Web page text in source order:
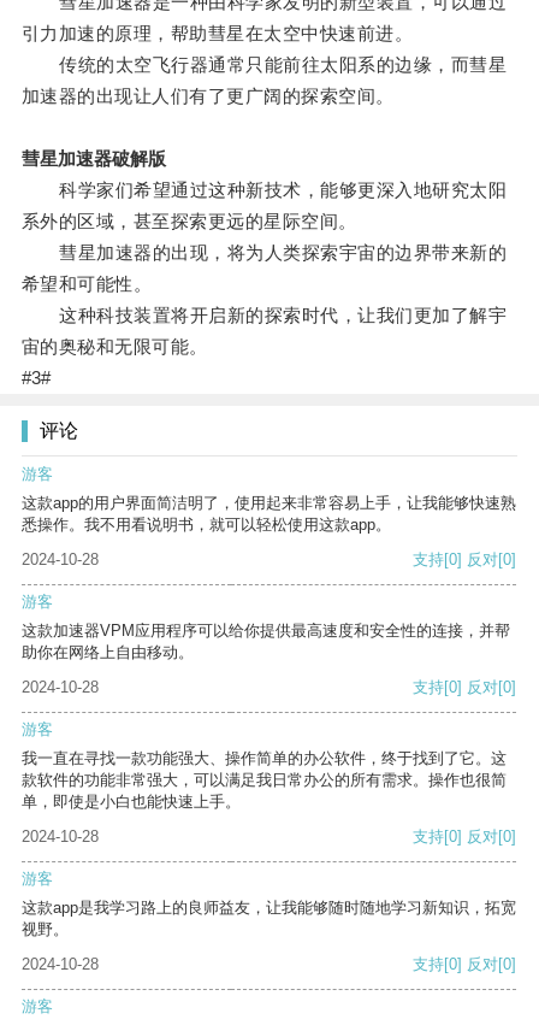
引力加速的原理，帮助彗星在太空中快速前进。
传统的太空飞行器通常只能前往太阳系的边缘，而彗星
加速器的出现让人们有了更广阔的探索空间。
彗星加速器破解版
科学家们希望通过这种新技术，能够更深入地研究太阳
系外的区域，甚至探索更远的星际空间。
彗星加速器的出现，将为人类探索宇宙的边界带来新的
希望和可能性。
这种科技装置将开启新的探索时代，让我们更加了解宇
宙的奥秘和无限可能。
#3#
评论
游客
这款app的用户界面简洁明了，使用起来非常容易上手，让我能够快速熟
悉操作。我不用看说明书，就可以轻松使用这款app。
2024-10-28
支持[0] 反对[0]
游客
这款加速器VPM应用程序可以给你提供最高速度和安全性的连接，并帮
助你在网络上自由移动。
2024-10-28
支持[0] 反对[0]
游客
我一直在寻找一款功能强大、操作简单的办公软件，终于找到了它。这
款软件的功能非常强大，可以满足我日常办公的所有需求。操作也很简
单，即使是小白也能快速上手。
2024-10-28
支持[0] 反对[0]
游客
这款app是我学习路上的良师益友，让我能够随时随地学习新知识，拓宽
视野。
2024-10-28
支持[0] 反对[0]
游客